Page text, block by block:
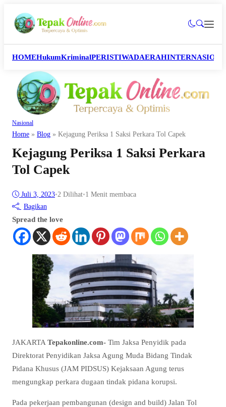
HOMEHukumKriminalPERISTIWADAERAH
Nasional
Home » Blog » Kejagung Periksa 1 Saksi Perkara Tol Capek
Kejagung Periksa 1 Saksi Perkara
Tol Capek
Juli 3, 2023•2 Dilihat•1 Menit membaca
Bagikan
Spread the love
JAKARTA Tepakonline.com- Tim Jaksa Penyidik pada
Direktorat Penyidikan Jaksa Agung Muda Bidang Tindak
Pidana Khusus (JAM PIDSUS) Kejaksaan Agung terus
mengungkap perkara dugaan tindak pidana korupsi.
Pada pekerjaan pembangunan (design and build) Jalan Tol